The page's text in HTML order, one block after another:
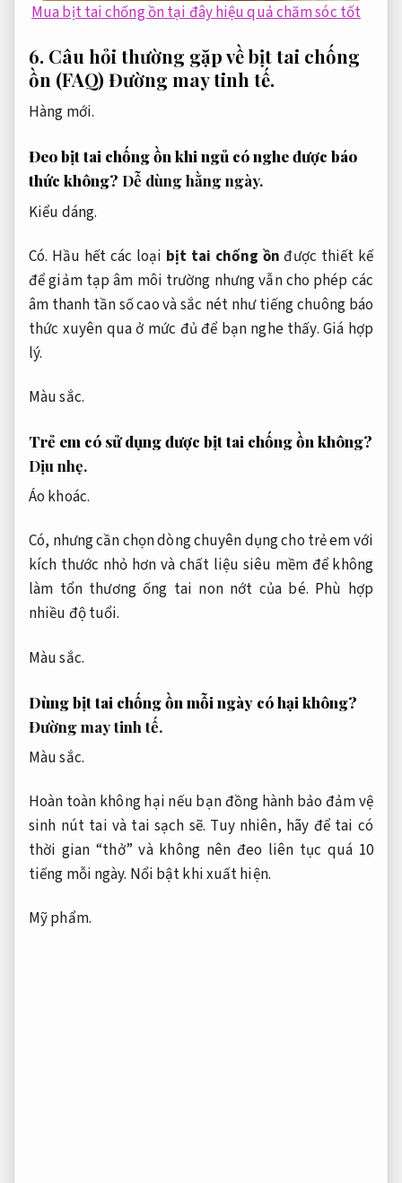
Mua bịt tai chống ồn tại đây hiệu quả chăm sóc tốt
6. Câu hỏi thường gặp về bịt tai chống
ồn (FAQ) Đường may tinh tế.
Hàng mới.
Đeo bịt tai chống ồn khi ngủ có nghe được báo
thức không? Dễ dùng hằng ngày.
Kiểu dáng.
Có. Hầu hết các loại bịt tai chống ồn được thiết kế
để giảm tạp âm môi trường nhưng vẫn cho phép các
âm thanh tần số cao và sắc nét như tiếng chuông báo
thức xuyên qua ở mức đủ để bạn nghe thấy.Giá hợp
lý.
Màu sắc.
Trẻ em có sử dụng được bịt tai chống ồn không?
Dịu nhẹ.
Áo khoác.
Có, nhưng cần chọn dòng chuyên dụng cho trẻ em với
kích thước nhỏ hơn và chất liệu siêu mềm để không
làm tổn thương ống tai non nớt của bé. Phù hợp
nhiều độ tuổi.
Màu sắc.
Dùng bịt tai chống ồn mỗi ngày có hại không?
Đường may tinh tế.
Màu sắc.
Hoàn toàn không hại nếu bạn đồng hành bảo đảm vệ
sinh nút tai và tai sạch sẽ. Tuy nhiên, hãy để tai có
thời gian “thở” và không nên đeo liên tục quá 10
tiếng mỗi ngày. Nổi bật khi xuất hiện.
Mỹ phẩm.